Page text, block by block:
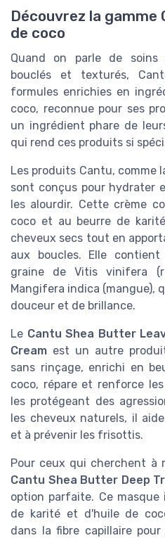
Découvrez la gamme
de coco
Quand on parle de soins
bouclés et texturés,
formules enrichies en
coco, reconnue pour ses
un ingrédient phare de
qui rend ces produits si
Les produits Cantu, comme
sont conçus pour hydrater
les alourdir. Cette crème
coco et au beurre de
cheveux secs tout en
aux boucles. Elle
graine de Vitis vinifera
Mangifera indica (mangue),
douceur et de brillance.
Le Cantu Shea Butter
Cream est un autre
sans rinçage, enrichi en
coco, répare et renforce
les protégeant des
les cheveux naturels, il
et à prévenir les frisottis.
Pour ceux qui cherchent à
Cantu Shea Butter Deep
option parfaite. Ce
de karité et d'huile de
dans la fibre capillaire